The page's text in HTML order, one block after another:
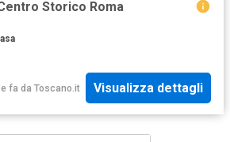
Storico Roma
fa da Toscano.it Visualizza dettagli